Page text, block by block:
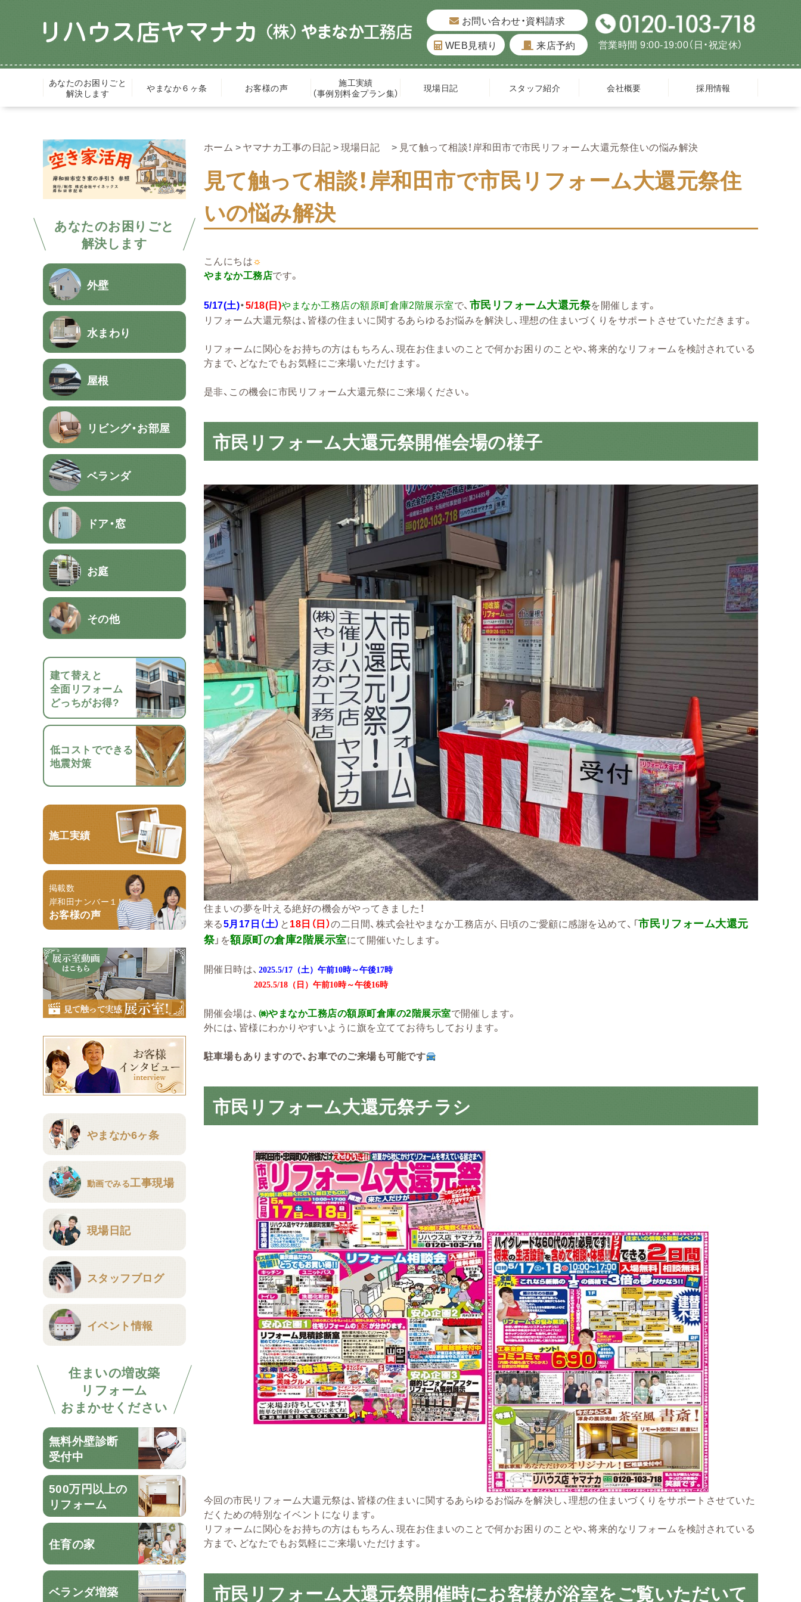
お問い合わせ・資料請求
WEB見積り
来店予約 営業時間 9:00-19:00（日・祝定休）
あなたのお困りごと
解決します
やまなか６ヶ条 お客様の声
施工実績
（事例別料金プラン集）
現場日記 スタッフ紹介 会社概要 採用情報
あなたのお困りごと
解決します
外壁
水まわり
屋根
リビング・お部屋
ベランダ
ドア・窓
お庭
その他
建て替えと
全面リフォーム
どっちがお得?
低コストでできる
地震対策
施工実績
掲載数
岸和田ナンバー１！
お客様の声
やまなか6ヶ条
動画でみる工事現場
現場日記
スタッフブログ
イベント情報
住まいの増改築
リフォーム
おまかせください
無料外壁診断
受付中
500万円以上の
リフォーム
住育の家
ベランダ増築
ホーム ヤマナカ工事の日記 現場日記 見て触って相談！岸和田市で市民リフォーム大還元祭住いの悩み解決
見て触って相談！岸和田市で市民リフォーム大還元祭住
いの悩み解決
こんにちは☼
やまなか工務店です。
5/17(土)・5/18(日)やまなか工務店の額原町倉庫2階展示室で、 市民リフォーム大還元祭を開催します。
リフォーム大還元祭は、皆様の住まいに関するあらゆるお悩みを解決し、理想の住まいづくりをサポートさせていただきます。
リフォームに関心をお持ちの方はもちろん、現在お住まいのことで何かお困りのことや、将来的なリフォームを検討されている
方まで、どなたでもお気軽にご来場いただけます。
是非、この機会に市民リフォーム大還元祭にご来場ください。
市民リフォーム大還元祭開催会場の様子
住まいの夢を叶える絶好の機会がやってきました！
来る5月17日（土） と18日（日）の二日間、株式会社やまなか工務店が、日頃のご愛顧に感謝を込めて、「市民リフォーム大還元
祭」を額原町の倉庫2階展示室にて開催いたします。
開催日時は、 2025.5/17（土） 午前10時～午後17時
2025.5/18（日） 午前10時～午後16時
開催会場は、 ㈱やまなか工務店の額原町倉庫の2階展示室で開催します。
外には、皆様にわかりやすいように旗を立ててお待ちしております。
駐車場もありますので、お車でのご来場も可能です
市民リフォーム大還元祭チラシ
今回の市民リフォーム大還元祭は、皆様の住まいに関するあらゆるお悩みを解決し、理想の住まいづくりをサポートさせていた
だくための特別なイベントになります。
リフォームに関心をお持ちの方はもちろん、現在お住まいのことで何かお困りのことや、将来的なリフォームを検討されている
方まで、どなたでもお気軽にご来場いただけます。
市民リフォーム大還元祭開催時にお客様が浴室をご覧いただいて